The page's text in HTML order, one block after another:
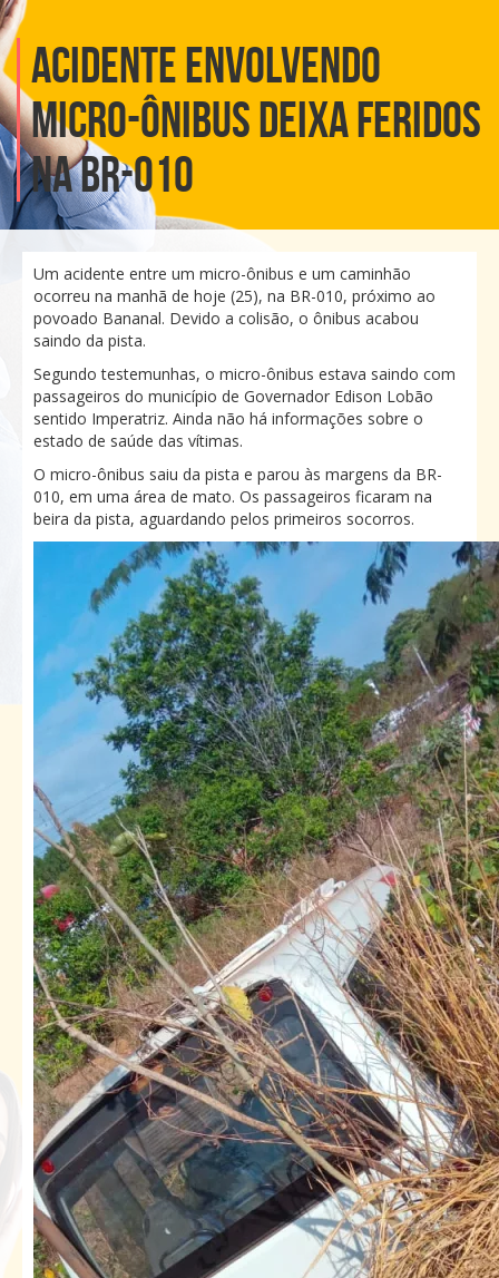
Acidente envolvendo
micro-ônibus deixa feridos
na BR-010
Um acidente entre um micro-ônibus e um caminhão
ocorreu na manhã de hoje (25), na BR-010, próximo ao
povoado Bananal. Devido a colisão, o ônibus acabou
saindo da pista.
Segundo testemunhas, o micro-ônibus estava saindo com
passageiros do município de Governador Edison Lobão
sentido Imperatriz. Ainda não há informações sobre o
estado de saúde das vítimas.
O micro-ônibus saiu da pista e parou às margens da BR-
010, em uma área de mato. Os passageiros ficaram na
beira da pista, aguardando pelos primeiros socorros.